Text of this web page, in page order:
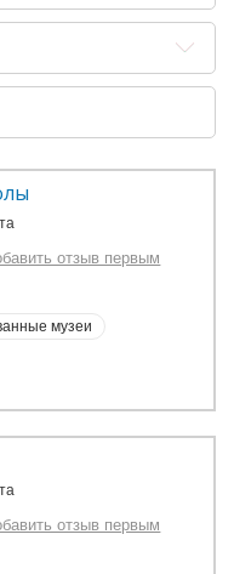
отзыв первым
музеи
отзыв первым